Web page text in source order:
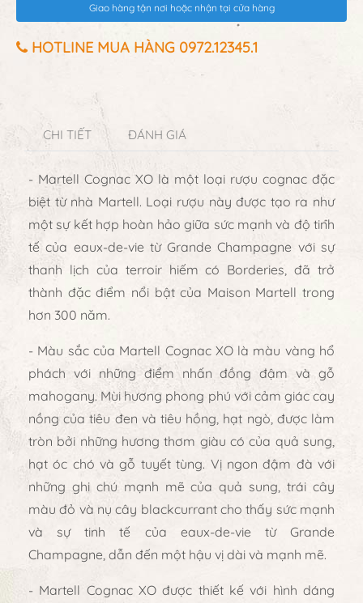
Giao hàng tận nơi hoặc nhận tại cửa hàng
HOTLINE MUA HÀNG 0972.12345.1
CHI TIẾT ĐÁNH GIÁ
- Martell Cognac XO là một loại rượu cognac đặc
biệt từ nhà Martell. Loại rượu này được tạo ra như
một sự kết hợp hoàn hảo giữa sức mạnh và độ tinh
tế của eaux-de-vie từ Grande Champagne với sự
thanh lịch của terroir hiếm có Borderies, đã trở
thành đặc điểm nổi bật của Maison Martell trong
hơn 300 năm.
- Màu sắc của Martell Cognac XO là màu vàng hổ
phách với những điểm nhấn đồng đậm và gỗ
mahogany. Mùi hương phong phú với cảm giác cay
nồng của tiêu đen và tiêu hồng, hạt ngò, được làm
tròn bởi những hương thơm giàu có của quả sung,
hạt óc chó và gỗ tuyết tùng. Vị ngon đậm đà với
những ghi chú mạnh mẽ của quả sung, trái cây
màu đỏ và nụ cây blackcurrant cho thấy sức mạnh
và sự tinh tế của eaux-de-vie từ Grande
Champagne, dẫn đến một hậu vị dài và mạnh mẽ.
- Martell Cognac XO được thiết kế với hình dáng